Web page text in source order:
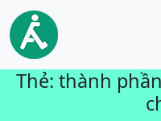
Thẻ: thành